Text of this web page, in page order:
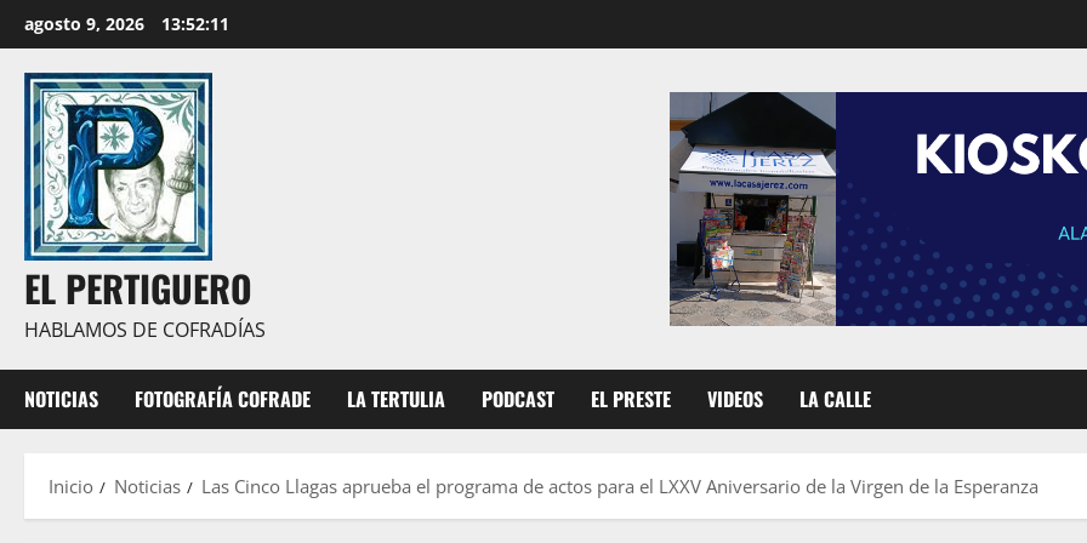
al
contenido
agosto 9, 2026 13:52:12
EL PERTIGUERO
HABLAMOS DE COFRADÍAS
NOTICIAS FOTOGRAFÍA COFRADE LA TERTULIA PODCAST EL PRESTE VIDEOS LA CALLE
Inicio Noticias Las Cinco Llagas aprueba el programa de actos para el LXXV Aniversario de la Virgen de la Esperanza